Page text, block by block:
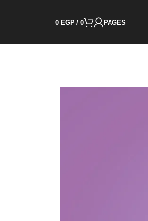
PAGES
0
/
0 EGP